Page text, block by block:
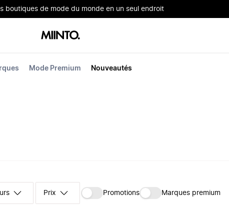
boutiques de mode du monde en un seul endroit
Mode Premium Nouveautés
Prix Promotions Marques premium